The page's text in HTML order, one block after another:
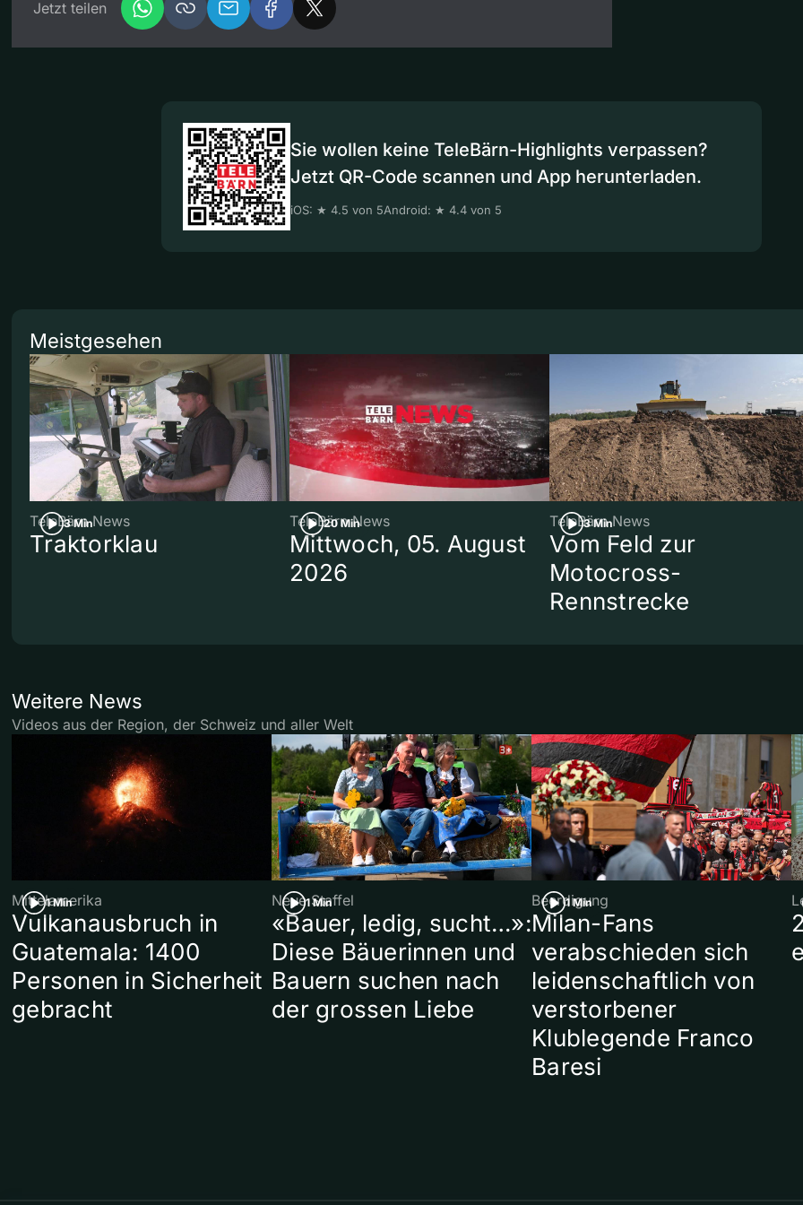
Jetzt teilen
Sie wollen keine TeleBärn-Highlights verpassen?
Jetzt QR-Code scannen und App herunterladen.
iOS: ★ 4.5 von 5Android: ★ 4.4 von 5
Meistgesehen
3 Min
TeleBärn News
Traktorklau
20 Min
TeleBärn News
Mittwoch, 05. August
2026
3 Min
TeleBärn News
Vom Feld zur
Motocross-
Rennstrecke
Weitere News
Videos aus der Region, der Schweiz und aller Welt
1 Min
Mittelamerika
Vulkanausbruch in
Guatemala: 1400
Personen in Sicherheit
gebracht
1 Min
Neue Staffel
«Bauer, ledig, sucht…»:
Diese Bäuerinnen und
Bauern suchen nach
der grossen Liebe
1 Min
Beerdigung
Milan-Fans
verabschieden sich
leidenschaftlich von
verstorbener
Klublegende Franco
Baresi